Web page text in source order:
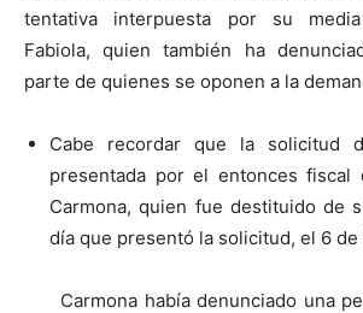
tentativa interpuesta por su
Fabiola, quien también ha
parte de quienes se oponen a la
Cabe recordar que la solicitud
presentada por el entonces fiscal
Carmona, quien fue destituido de
día que presentó la solicitud, el 6
Carmona había denunciado una